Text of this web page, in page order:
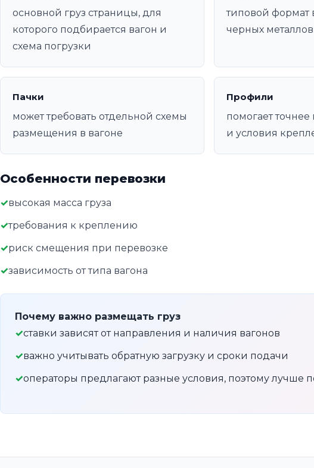
основной груз страницы, для
которого подбирается вагон и
схема погрузки
типовой формат
черных металлов
Пачки
может требовать отдельной схемы
размещения в вагоне
Профили
помогает точнее
и условия
Особенности перевозки
высокая масса груза
требования к креплению
риск смещения при перевозке
зависимость от типа вагона
Почему важно размещать груз
ставки зависят от направления и наличия вагонов
важно учитывать обратную загрузку и сроки подачи
операторы предлагают разные условия, поэтому лучше